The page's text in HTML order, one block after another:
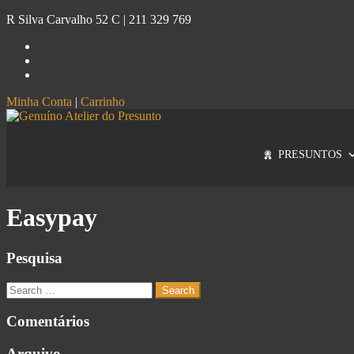
R Silva Carvalho 52 C | 211 329 769
Minha Conta | Carrinho
PRESUNTOS
Easypay
Pesquisa
Comentários